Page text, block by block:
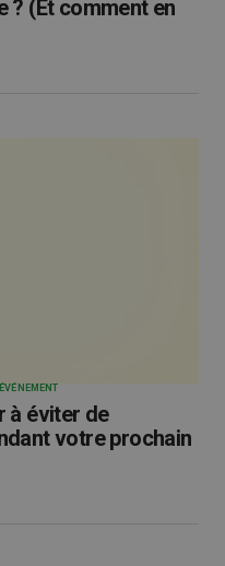
? (Et comment en
à éviter de
votre prochain